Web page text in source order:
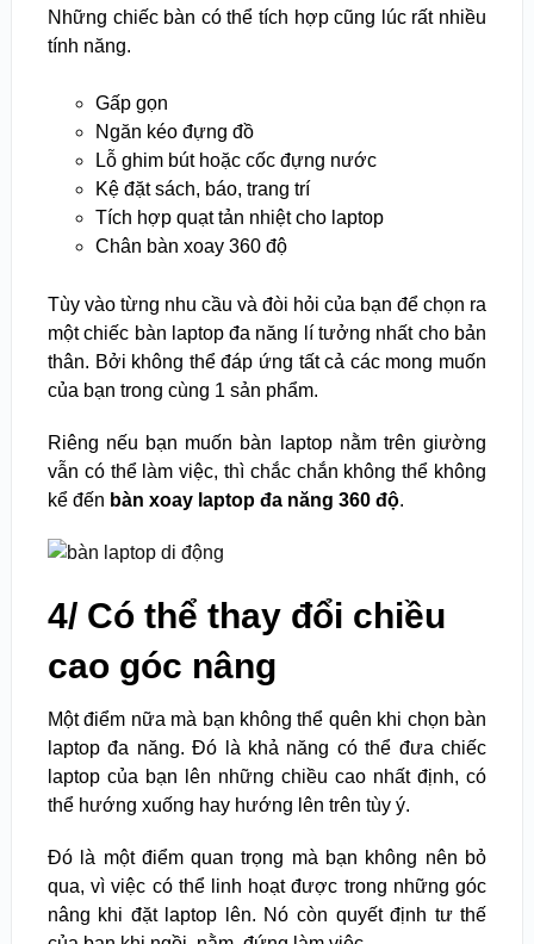
Những chiếc bàn có thể tích hợp cũng lúc rất nhiều
tính năng.
Gấp gọn
Ngăn kéo đựng đồ
Lỗ ghim bút hoặc cốc đựng nước
Kệ đặt sách, báo, trang trí
Tích hợp quạt tản nhiệt cho laptop
Chân bàn xoay 360 độ
Tùy vào từng nhu cầu và đòi hỏi của bạn để chọn ra
một chiếc bàn laptop đa năng lí tưởng nhất cho bản
thân. Bởi không thể đáp ứng tất cả các mong muốn
của bạn trong cùng 1 sản phẩm.
Riêng nếu bạn muốn bàn laptop nằm trên giường
vẫn có thể làm việc, thì chắc chắn không thể không
kể đến bàn xoay laptop đa năng 360 độ.
4/ Có thể thay đổi chiều
cao góc nâng
Một điểm nữa mà bạn không thể quên khi chọn bàn
laptop đa năng. Đó là khả năng có thể đưa chiếc
laptop của bạn lên những chiều cao nhất định, có
thể hướng xuống hay hướng lên trên tùy ý.
Đó là một điểm quan trọng mà bạn không nên bỏ
qua, vì việc có thể linh hoạt được trong những góc
nâng khi đặt laptop lên. Nó còn quyết định tư thế